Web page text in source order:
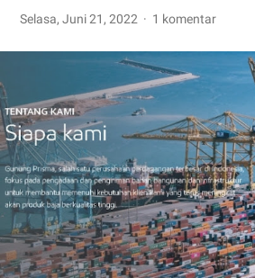
Selasa, Juni 21, 2022 1 komentar